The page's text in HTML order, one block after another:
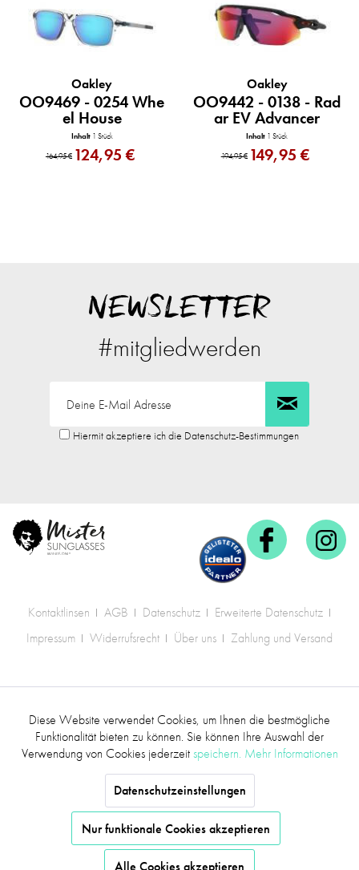
Oakley
OO9469 - 0254 Whe
el House
Inhalt 1 Stück
164,95 € 124,95 €
Oakley
OO9442 - 0138 - Rad
ar EV Advancer
Inhalt 1 Stück
194,95 € 149,95 €
NEWSLETTER
#mitgliedwerden
Hiermit akzeptiere ich die Datenschutz-Bestimmungen
Kontaktlinsen AGB Datenschutz
Erweiterte Datenschutz
Impressum
Widerrufsrecht Über uns Zahlung und Versand
Versandkosten.
Funktionale Aktiv
Inaktiv
Diese Website verwendet Cookies, um Ihnen die bestmögliche
Funktionalität bieten zu können. Sie können Ihre Auswahl der
Verwendung von Cookies jederzeitspeichern. Mehr Informationen
Datenschutzeinstellungen
Nur funktionale Cookies akzeptieren
Alle Cookies akzeptieren